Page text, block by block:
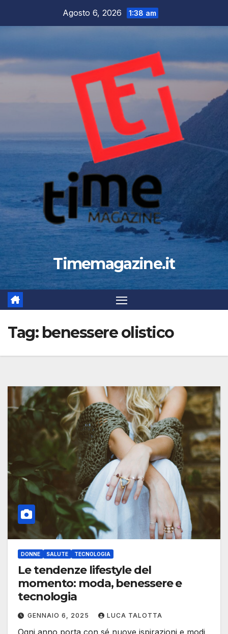
Agosto 6, 2026 1:38 am
Timemagazine.it
Tag: benessere olistico
DONNE SALUTE TECNOLOGIA
Le tendenze lifestyle del
momento: moda, benessere e
tecnologia
GENNAIO 6, 2025 LUCA TALOTTA